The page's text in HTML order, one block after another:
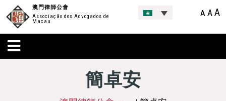
澳門律師公會
Associação dos Advogados de
Macau
A AA
簡卓安